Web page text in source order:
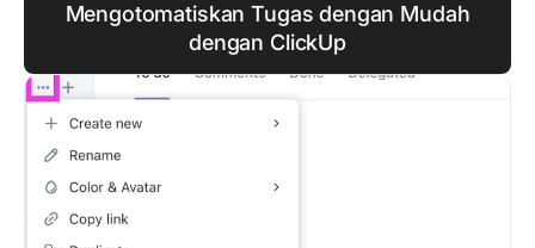
Mengotomatiskan Tugas dengan Mudah
dengan ClickUp